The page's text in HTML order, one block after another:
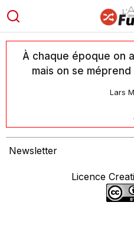
À chaque époque on
mais on se
Lars
Newsletter
Licence